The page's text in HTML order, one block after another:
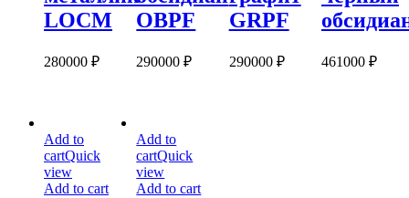
LOCM
280000 ₽
OBPF
290000₽
GRPF
290000 ₽ 461000 ₽
Кофемашина
CM7350
BRWS
бриллиантовый
Add to
cartQuick
view
Add to cart
Кофемашина
CM7750
чёрный
обсидиан
Add to
cartQuick
view
Add to cart